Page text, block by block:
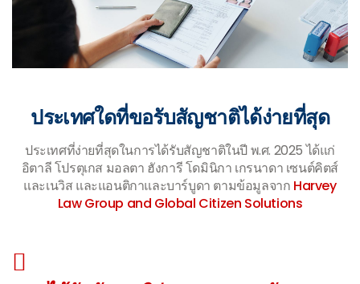
ประเทศใดที่ขอรับสัญชาติได้ง่ายที่สุด
ประเทศที่ง่ายที่สุดในการได้รับสัญชาติในปี พ.ศ. 2025 ได้แก่
อิตาลี โปรตุเกส มอลตา ฮังการี โดมินิกา เกรนาดา เซนต์คิตส์
และเนวิส และแอนติกาและบาร์บูดา ตามข้อมูลจาก Harvey
Law Group and Global Citizen Solutions